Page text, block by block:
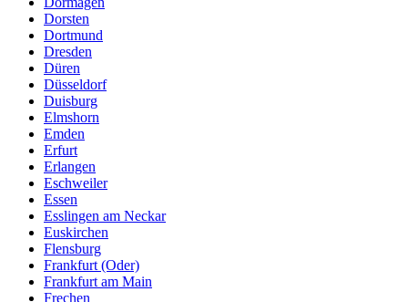
Dorsten
Dortmund
Dresden
Düren
Düsseldorf
Duisburg
Elmshorn
Emden
Erfurt
Erlangen
Eschweiler
Essen
Esslingen am Neckar
Euskirchen
Flensburg
Frankfurt (Oder)
Frankfurt am Main
Frechen